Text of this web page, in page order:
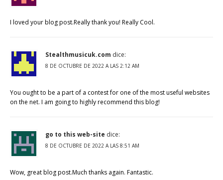
I loved your blog post.Really thank you! Really Cool.
Stealthmusicuk.com dice:
8 DE OCTUBRE DE 2022 A LAS 2:12 AM
You ought to be a part of a contest for one of the most useful websites
on the net. I am going to highly recommend this blog!
go to this web-site dice:
8 DE OCTUBRE DE 2022 A LAS 8:51 AM
Wow, great blog post.Much thanks again. Fantastic.